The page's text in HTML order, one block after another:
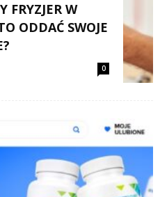
FRYZJER W
ODDAĆ SWOJE
0